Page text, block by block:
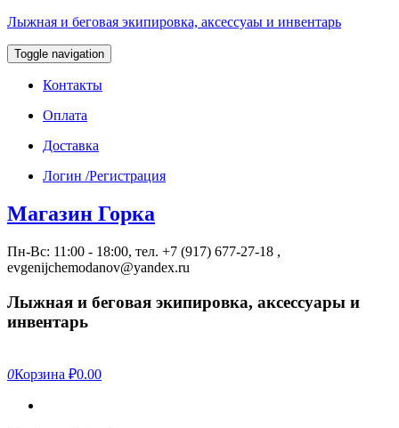
Лыжная и беговая экипировка, аксессуаы и инвентарь
Toggle navigation
Контакты
Оплата
Доставка
Логин /Регистрация
Магазин Горка
Пн-Вс: 11:00 - 18:00, тел. +7 (917) 677-27-18 ,
evgenijchemodanov@yandex.ru
Лыжная и беговая экипировка, аксессуары и
инвентарь
0Корзина ₽0.00